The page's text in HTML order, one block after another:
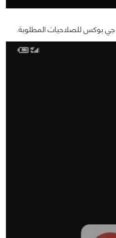
بوكس للصلاحيات المطلوبة.